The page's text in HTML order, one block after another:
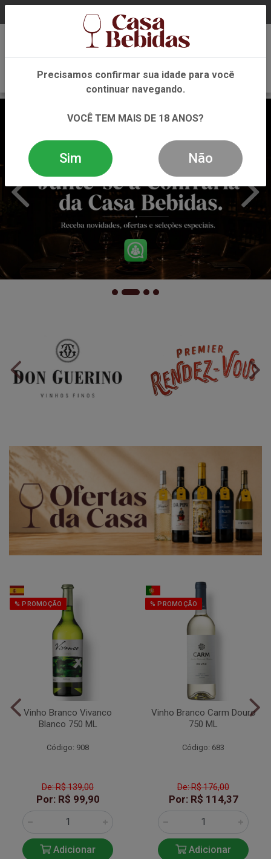
% PROMOÇÃO
Vinho Branco Vivanco
Blanco 750 ML
Código: 908
De: R$ 139,00
Por: R$ 99,90
Adicionar
% PROMOÇÃO
Vinho Branco Carm Douro
750 ML
Código: 683
De: R$ 176,00
Por: R$ 114,37
Adicionar
Precisamos confirmar sua idade para você
continuar navegando.
VOCÊ TEM MAIS DE 18 ANOS?
Sim Não